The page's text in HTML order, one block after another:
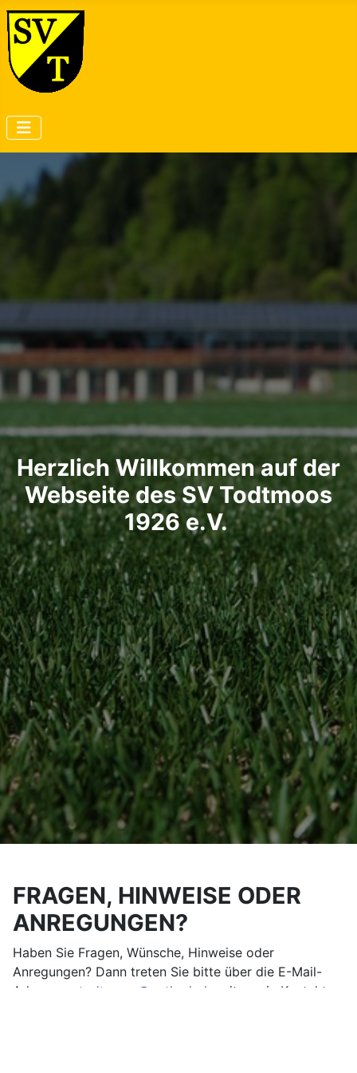
Herzlich Willkommen auf der
Webseite des SV Todtmoos
1926 e.V.
FRAGEN, HINWEISE ODER
ANREGUNGEN?
Haben Sie Fragen, Wünsche, Hinweise oder
Anregungen? Dann treten Sie bitte über die E-Mail-
Adresse
svtodtmoos@outlook.de mit uns in Kontakt.